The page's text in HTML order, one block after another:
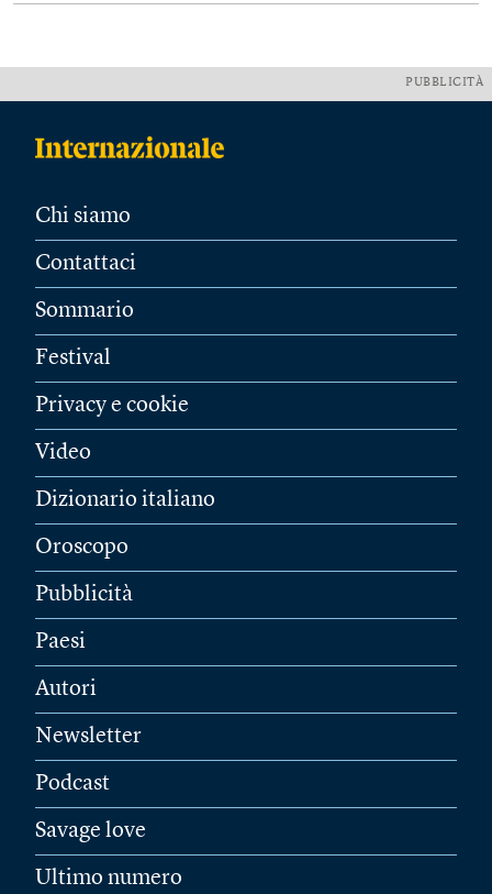
PUBBLICITÀ
Chi siamo
Contattaci
Sommario
Festival
Privacy e cookie
Video
Dizionario italiano
Oroscopo
Pubblicità
Paesi
Autori
Newsletter
Podcast
Savage love
Ultimo numero